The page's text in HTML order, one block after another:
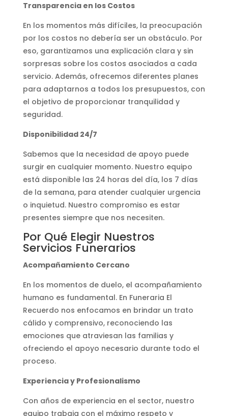
Transparencia en los Costos
En los momentos más difíciles, la preocupación
por los costos no debería ser un obstáculo. Por
eso, garantizamos una explicación clara y sin
sorpresas sobre los costos asociados a cada
servicio. Además, ofrecemos diferentes planes
para adaptarnos a todos los presupuestos, con
el objetivo de proporcionar tranquilidad y
seguridad.
Disponibilidad 24/7
Sabemos que la necesidad de apoyo puede
surgir en cualquier momento. Nuestro equipo
está disponible las 24 horas del día, los 7 días
de la semana, para atender cualquier urgencia
o inquietud. Nuestro compromiso es estar
presentes siempre que nos necesiten.
Por Qué Elegir Nuestros
Servicios Funerarios
Acompañamiento Cercano
En los momentos de duelo, el acompañamiento
humano es fundamental. En Funeraria El
Recuerdo nos enfocamos en brindar un trato
cálido y comprensivo, reconociendo las
emociones que atraviesan las familias y
ofreciendo el apoyo necesario durante todo el
proceso.
Experiencia y Profesionalismo
Con años de experiencia en el sector, nuestro
equipo trabaja con el máximo respeto y